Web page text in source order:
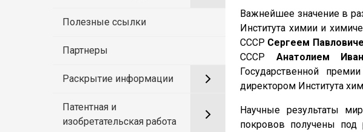
Полезные ссылки
Партнеры
Раскрытие информации
Патентная и
изобретательская работа
Важнейшее значение в
Института химии и
СССР Сергеем
СССР Анатолием
Государственной
директором Института
Научные результаты
покровов получены под